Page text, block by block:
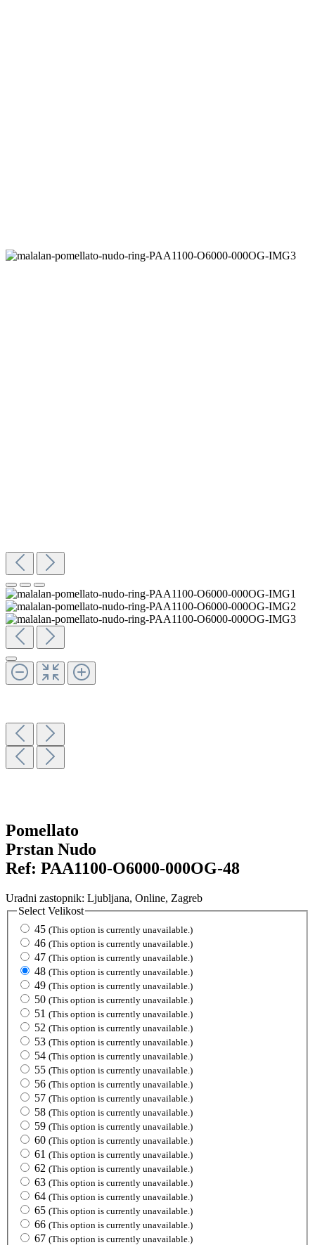
Pomellato
Prstan Nudo
Ref: PAA1100-O6000-000OG-48
Uradni zastopnik: Ljubljana, Online, Zagreb
Select Velikost
45 (This option is currently unavailable.)
46 (This option is currently unavailable.)
47 (This option is currently unavailable.)
48 (This option is currently unavailable.)
49 (This option is currently unavailable.)
50 (This option is currently unavailable.)
51 (This option is currently unavailable.)
52 (This option is currently unavailable.)
53 (This option is currently unavailable.)
54 (This option is currently unavailable.)
55 (This option is currently unavailable.)
56 (This option is currently unavailable.)
57 (This option is currently unavailable.)
58 (This option is currently unavailable.)
59 (This option is currently unavailable.)
60 (This option is currently unavailable.)
61 (This option is currently unavailable.)
62 (This option is currently unavailable.)
63 (This option is currently unavailable.)
64 (This option is currently unavailable.)
65 (This option is currently unavailable.)
66 (This option is currently unavailable.)
67 (This option is currently unavailable.)